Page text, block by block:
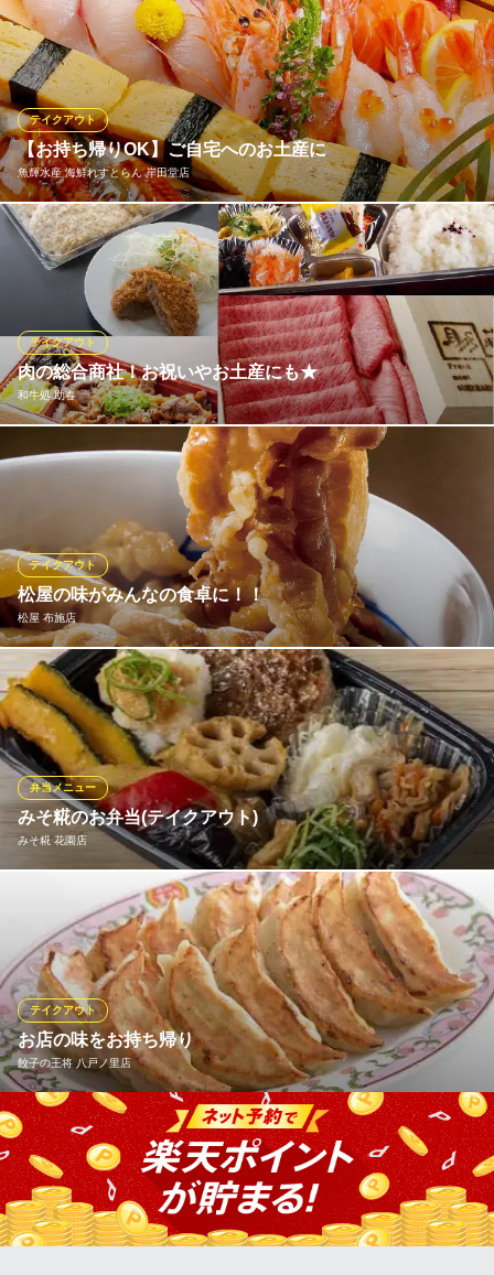
大阪府東大阪市小阪本町1-4-2
揚げたてのとんかつ専門店のお弁当をご家庭でもどうぞ。お電話
でもご注文承ります。
松乃家 瓢箪山店
とんかつ
近鉄奈良線瓢箪山駅 徒歩9分
大阪府東大阪市若草町5-2
【お持ち帰りOK】ご自宅へのお土産に
魚輝水産 海鮮れすとらん 岸田堂店
テイクアウト
魚屋直営店ならではの自慢のお寿司をご自宅でも！当店はテイク
アウトOKなメニューをご用意しております。 ご自宅へのお土産
や、パーティなどへの持ち込み料理として、是非ご利用下さいま
せ。 ※前日までにご予約お願いします！
魚輝水産 海鮮れすとらん 岸田堂店
魚屋直営海鮮/串かつ
近鉄奈良線布施駅 徒歩10分
大阪府東大阪市岸田堂南町6-8
肉の総合商社！お祝いやお土産にも★
和牛処 助春
テイクアウト
精肉店直営の安心と価格。テイクアウトのお肉もございます！
※こちらは昼のみのこだわりです。
和牛処 助春
A4・A5国産黒毛和牛
近鉄東大阪線吉田駅 徒歩15分
大阪府東大阪市川田3-1-21
松屋の味がみんなの食卓に！！
松屋 布施店
テイクアウト
健康で豊かな食生活を応援する松屋では、一部のメニューをのぞ
き「できたて」をその場でお持ち帰りいただけます。 朝食・ラン
チタイム・夕飯や夜食など、いろいろなシーンに合わせてぜひご
利用ください！
松屋 布施店
牛めし・カレー・定食
近鉄大阪線布施駅 徒歩3分
大阪府東大阪市足代新町2-18
みそ糀のお弁当(テイクアウト)
みそ糀 花園店
弁当メニュー
お弁当は30種類以上！ご飯は白ご飯と雑穀米から選べます。
みそ糀 花園店
食堂、カフェ
近鉄けいはんな線吉田駅 徒歩10分
大阪府東大阪市吉田下島25-47
お店の味をお持ち帰り
餃子の王将 八戸ノ里店
テイクアウト
餃子の王将メニューがお持ち帰り出来ます。 ※店舗によりメニュ
ーが異なりますので、詳しくは店舗へお問い合わせ下さい。
餃子の王将 八戸ノ里店
中華レストラン
近鉄奈良線八戸ノ里駅北口 徒歩5分